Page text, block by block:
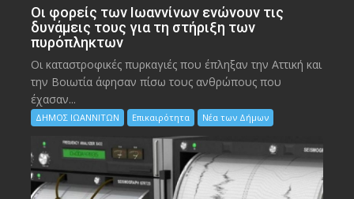
Οι φορείς των Ιωαννίνων ενώνουν τις
δυνάμεις τους για τη στήριξη των
πυρόπληκτων
Οι καταστροφικές πυρκαγιές που έπληξαν την Αττική και
την Bοιωτία άφησαν πίσω τους ανθρώπους που
έχασαν...
ΔΗΜΟΣ ΙΩΑΝΝΙΤΩΝ Επικαιρότητα Νέα των Δήμων